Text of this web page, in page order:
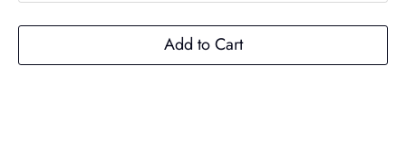
Add to Cart